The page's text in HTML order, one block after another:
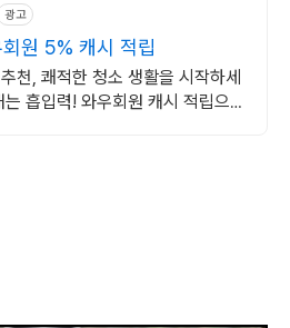
광고
원 5% 캐시 적립
천, 쾌적한 청소 생활을 시작하세
흡입력! 와우회원 캐시 적립으로